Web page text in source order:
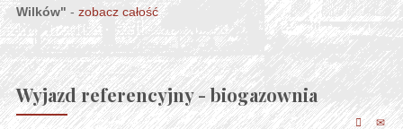
Wilków" - zobacz całość
Wyjazd referencyjny - biogazownia